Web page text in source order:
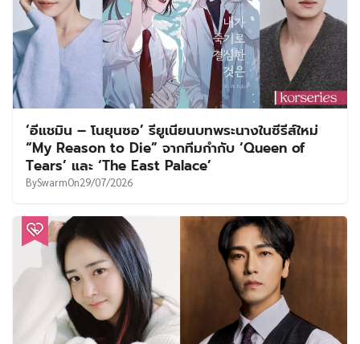
‘อีแชมิน – โนยุนซอ’ รียูเนียนบทพระนางในซีรีส์ใหม่
“My Reason to Die” จากทีมกำกับ ‘Queen of
Tears’ และ ‘The East Palace’
BySwarmOn29/07/2026